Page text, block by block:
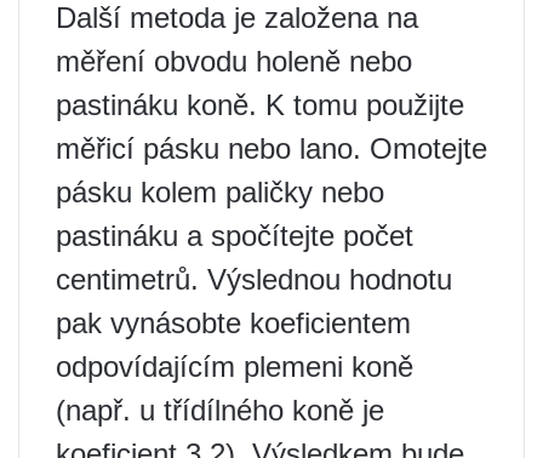
Další metoda je založena na
měření obvodu holeně nebo
pastináku koně. K tomu použijte
měřicí pásku nebo lano. Omotejte
pásku kolem paličky nebo
pastináku a spočítejte počet
centimetrů. Výslednou hodnotu
pak vynásobte koeficientem
odpovídajícím plemeni koně
(např. u třídílného koně je